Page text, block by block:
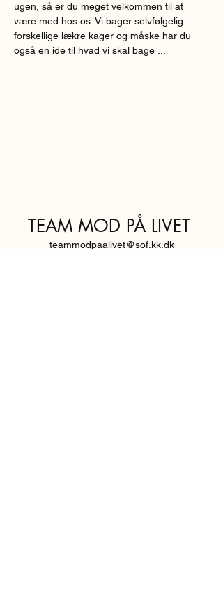
ugen, så er du meget velkommen til at
være med hos os. Vi bager selvfølgelig
forskellige lækre kager og måske har du
også en ide til hvad vi skal bage ...
TEAM MOD PÅ LIVET
teammodpaalivet@sof.kk.dk